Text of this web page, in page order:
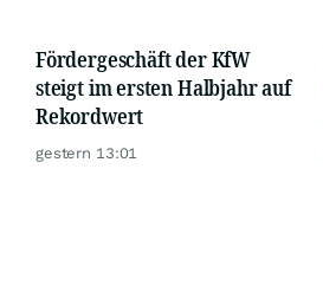
Fördergeschäft der KfW
steigt im ersten Halbjahr auf
Rekordwert
gestern 13:01